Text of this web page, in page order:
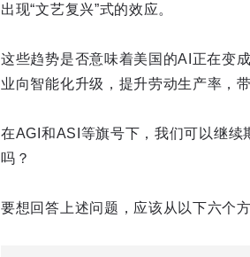
出现“文艺复兴”式的效应。
这些趋势是否意味着美国的AI正在变
业向智能化升级，提升劳动生产率，
在AGI和ASI等旗号下，我们可以继
吗？
要想回答上述问题，应该从以下六个方